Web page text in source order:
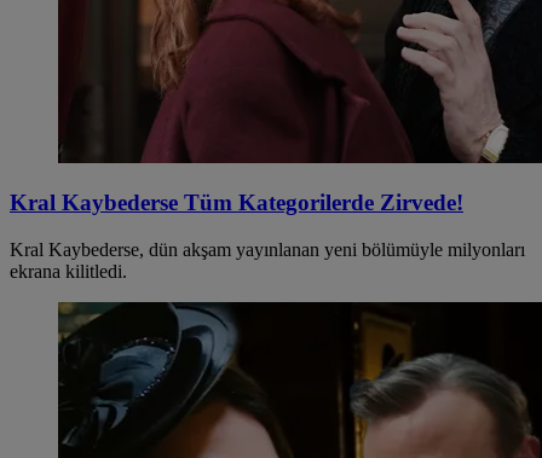
Kral Kaybederse Tüm Kategorilerde Zirvede!
Kral Kaybederse, dün akşam yayınlanan yeni bölümüyle milyonları
ekrana kilitledi.